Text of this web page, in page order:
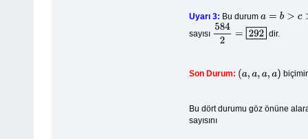
Uyarı 3: Bu durum a=b> c>d
sayısı 5842 =292 dir.
Son Durum: (a,a,a, a)
Bu dört durumu göz önüne
sayısını